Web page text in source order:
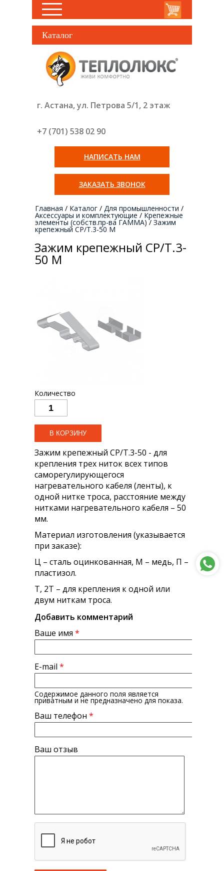
Каталог
г. Астана, ул. Петрова 5/1, 2 этаж
+7 (701) 538 02 90
НАПИСАТЬ НАМ
ЗАКАЗАТЬ ЗВОНОК
Главная / Каталог / Для промышленности /
Аксессуары и комплектующие / Крепежные
элементы (собств.пр-ва ГАММА) / Зажим
крепежный СР/Т.3-50 М
Зажим крепежный СР/Т.3-
50 М
Количество
Зажим крепежный СР/Т.3-50 - для
крепления трех ниток всех типов
саморегулирующегося
нагревательного кабеля (ленты), к
одной нитке троса, расстояние между
нитками нагревательного кабеля – 50
мм.
Материал изготовления (указывается
при заказе):
Ц – сталь оцинкованная, М – медь, П –
пластизол.
Т, 2Т – для крепления к одной или
двум ниткам троса.
Добавить комментарий
Ваше имя *
E-mail *
Содержимое данного поля является
приватным и не предназначено для показа.
Ваш телефон *
Ваш отзыв